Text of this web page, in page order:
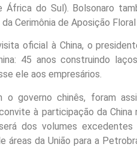
África do Sul). Bolsonaro
Cerimônia de Aposição
oficial à China, o
45 anos construindo
ele aos empresários.
governo chinês, foram
à participação da
dos volumes
áreas da União para a